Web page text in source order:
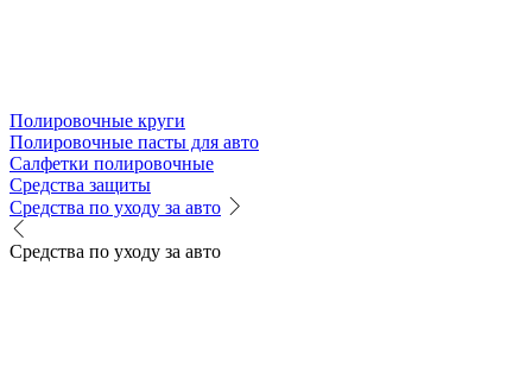
Полировочные круги
Полировочные пасты для авто
Салфетки полировочные
Средства защиты
Средства по уходу за авто
Средства по уходу за авто